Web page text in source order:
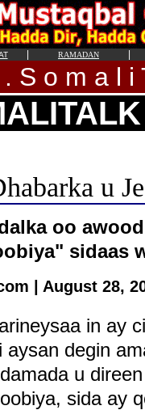
RAMADAN
S o m a l i
u
oo
sidaas
| August 28,
in ay
degin
u
sida ay